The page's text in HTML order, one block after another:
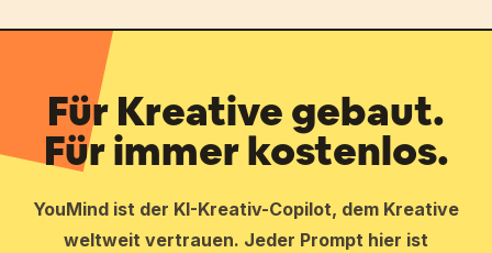
Für Kreative gebaut.
Für immer kostenlos.
YouMind ist der KI-Kreativ-Copilot, dem Kreative
weltweit vertrauen. Jeder Prompt hier ist